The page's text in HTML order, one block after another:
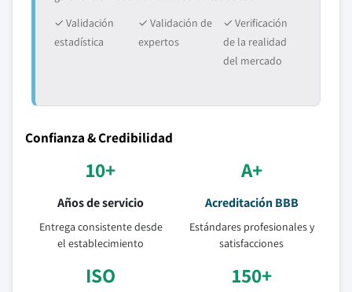
✓ Validación
estadística
✓ Validación de
expertos
✓ Verificación
de la realidad
del mercado
Confianza & Credibilidad
10+
Años de servicio
Entrega consistente desde
el establecimiento
A+
Acreditación BBB
Estándares profesionales y
satisfacciones
ISO 150+